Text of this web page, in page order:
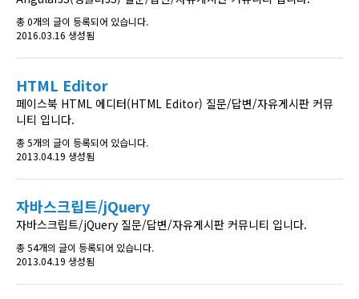
총 0개의 글이 등록되어 있습니다.
2016.03.16 생성됨
HTML Editor
페이스북 HTML 에디터(HTML Editor) 질문/답변/자유게시판 커뮤
니티 입니다.
총 5개의 글이 등록되어 있습니다.
2013.04.19 생성됨
자바스크립트/jQuery
자바스크립트/jQuery 질문/답변/자유게시판 커뮤니티 입니다.
총 54개의 글이 등록되어 있습니다.
2013.04.19 생성됨